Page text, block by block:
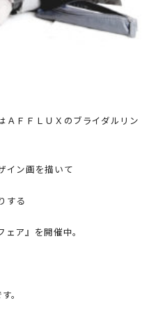
会社概要|採用情報
プライバシーポリシー
ＡＦＦＬＵＸのブライダルリン
イン画を描いて
する
ェア』を開催中。
。